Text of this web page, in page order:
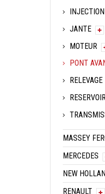
INJECTION
JANTE
MOTEUR
PONT
RELEVAGE
MASSEY
MERCEDES
NEW
RENAULT